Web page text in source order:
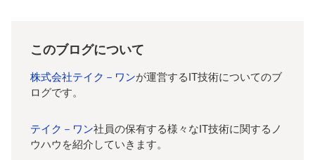
このブログについて
株式会社テイク－ワンが運営するIT技術についてのブ
ログです。
テイク－ワン社員の保有する様々なIT技術に関するノ
ウハウを紹介していきます。